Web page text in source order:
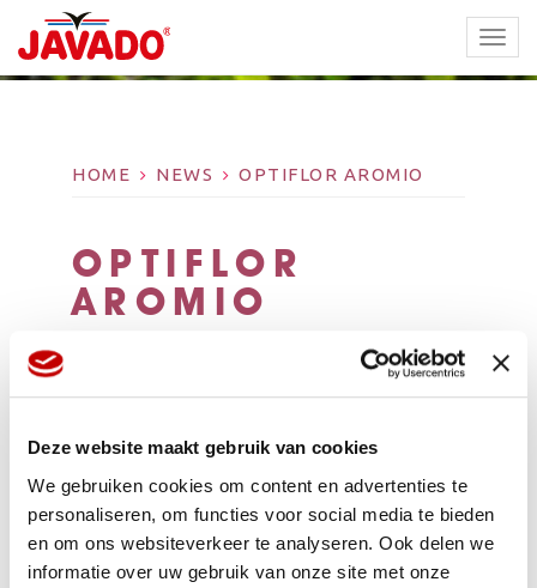
Deze website maakt gebruik van cookies
We gebruiken cookies om content en advertenties te
personaliseren, om functies voor social media te bieden
en om ons websiteverkeer te analyseren. Ook delen we
informatie over uw gebruik van onze site met onze
HOME NEWS OPTIFLOR AROMIO
OPTIFLOR
AROMIO